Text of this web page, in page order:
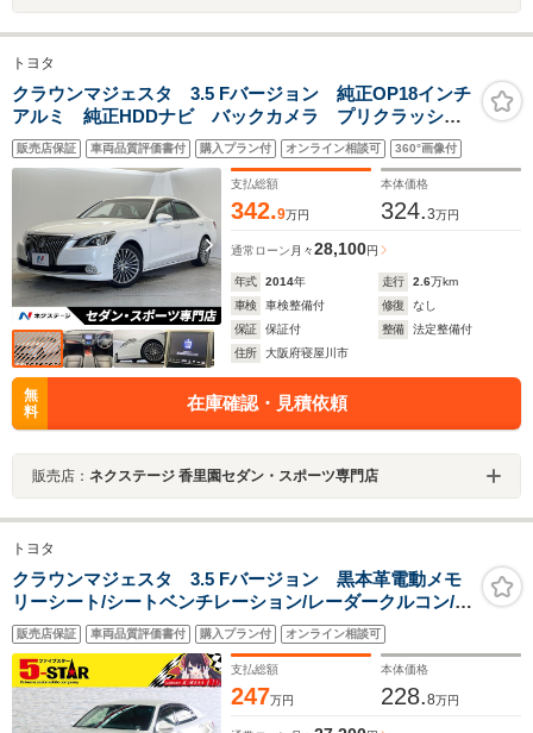
トヨタ
クラウンマジェスタ 3.5 Fバージョン 純正OP18インチ
アルミ 純正HDDナビ バックカメラ プリクラッシュ
セーフティ レーダークルーズ 黒革シート シートベ
ンチレーション クリアランスソナー LEDヘッド メ
モリー機能付きパワーシート
販売店保証 車両品質評価書付 購入プラン付 オンライン相談可 360°画像付
支払総額
342.9万円
本体価格
324.3万円
通常ローン 月々28,100円
年式 2014年 走行 2.6万km
車検
車検整備付 修復
なし
保証
保証付 整備
法定整備付
住所
大阪府寝屋川市
無
料
在庫確認・見積依頼
販売店： ネクステージ 香里園セダン・スポーツ専門店
トヨタ
クラウンマジェスタ 3.5 Fバージョン 黒本革電動メモ
リーシート/シートベンチレーション/レーダークルコン/ク
リアランスソナー/BSM/オートマチックハイビーム/ステ
アリングヒーター/ETC2.0/パノラミックビューモニター/
純正ナビ
販売店保証 車両品質評価書付 購入プラン付 オンライン相談可
支払総額
247万円
本体価格
228.8万円